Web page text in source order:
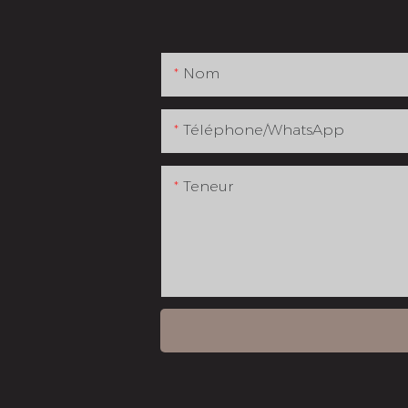
Nom
Téléphone/WhatsApp
Teneur